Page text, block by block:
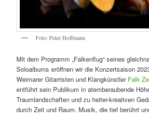
Foto: Peter Hoffmann
Mit dem Programm „Falkenflug“ seines
Soloalbums eröffnen wir die Konzertsaison
Weimarer Gitarristen und Klangkünstler Falk
entführt sein Publikum in atemberaubende
Traumlandschaften und zu heiter-kreativen
durch Zeit und Raum. Musik, die tief berührt